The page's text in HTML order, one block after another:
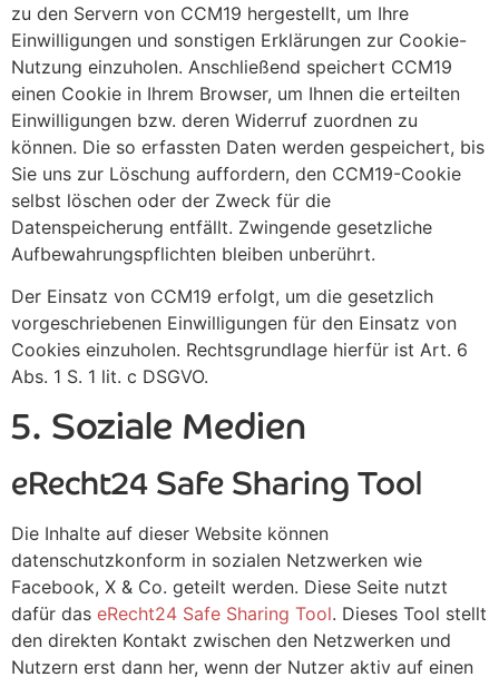
zu den Servern von CCM19 hergestellt, um Ihre
Einwilligungen und sonstigen Erklärungen zur Cookie-
Nutzung einzuholen. Anschließend speichert CCM19
einen Cookie in Ihrem Browser, um Ihnen die erteilten
Einwilligungen bzw. deren Widerruf zuordnen zu
können. Die so erfassten Daten werden gespeichert, bis
Sie uns zur Löschung auffordern, den CCM19-Cookie
selbst löschen oder der Zweck für die
Datenspeicherung entfällt. Zwingende gesetzliche
Aufbewahrungspflichten bleiben unberührt.
Der Einsatz von CCM19 erfolgt, um die gesetzlich
vorgeschriebenen Einwilligungen für den Einsatz von
Cookies einzuholen. Rechtsgrundlage hierfür ist Art. 6
Abs. 1 S. 1 lit. c DSGVO.
5. Soziale Medien
eRecht24 Safe Sharing Tool
Die Inhalte auf dieser Website können
datenschutzkonform in sozialen Netzwerken wie
Facebook, X & Co. geteilt werden. Diese Seite nutzt
dafür das eRecht24 Safe Sharing Tool. Dieses Tool stellt
den direkten Kontakt zwischen den Netzwerken und
Nutzern erst dann her, wenn der Nutzer aktiv auf einen